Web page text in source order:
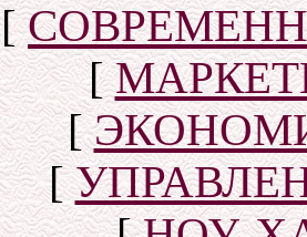
[
[
[
[